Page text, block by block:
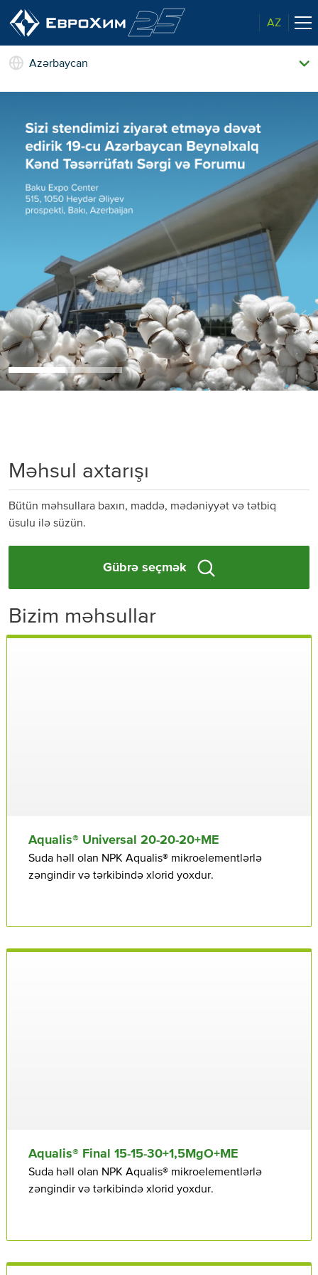
AZ
Bizim gübrələrimiz
Bizim imkanlarımız
Bazar liderindən keyfiyyət
Ekologiyaya qayğı
Xəbərlər və hadisələr
Bizim əlaqələrimiz
Azərbaycan
Məhsul axtarışı
Bütün məhsullara baxın, maddə, mədəniyyət və tətbiq
üsulu ilə süzün.
Gübrə seçmək
Bizim məhsullar
Aqualis® Universal 20⁠⁠⁠-20⁠⁠⁠-20+ME
Suda həll olan NPK Aqualis® mikroelementlərlə
zəngindir və tərkibində xlorid yoxdur.
Aqualis® Final 15⁠⁠⁠-15⁠⁠⁠-30+1,5MgO+ME
Suda həll olan NPK Aqualis® mikroelementlərlə
zəngindir və tərkibində xlorid yoxdur.